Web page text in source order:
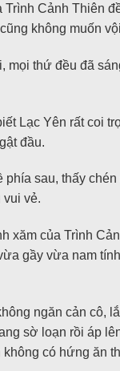
Trình Cảnh Thiên
không muốn
mọi thứ đều đã
Lạc Yên rất coi
đầu.
phía sau, thấy
vui vẻ.
xăm của Trình
gầy vừa nam
ngăn cản cô,
sờ loạn rồi áp
có hứng ăn